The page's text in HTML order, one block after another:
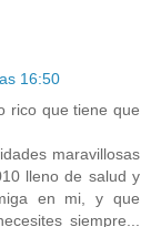
16:50
rico que tiene que
maravillosas
lleno de salud y
en mi, y que
siempre...